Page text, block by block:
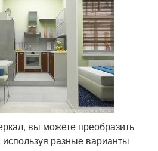
вы можете преобразить
разные варианты